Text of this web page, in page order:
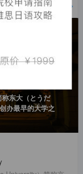
更多>
东大（とうだ
办最早的大学之